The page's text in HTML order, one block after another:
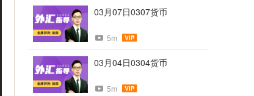
03月07日0307货币
5m
03月04日0304货币
5m